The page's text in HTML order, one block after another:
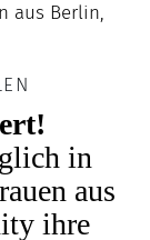
in
aus
ihre